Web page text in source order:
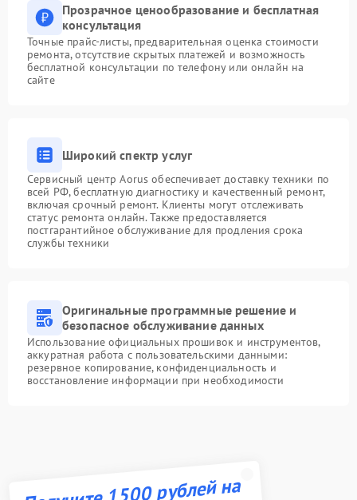
Прозрачное ценообразование и бесплатная
консультация
Точные прайс-листы, предварительная оценка стоимости
ремонта, отсутствие скрытых платежей и возможность
бесплатной консультации по телефону или онлайн на
сайте
Широкий спектр услуг
Сервисный центр Aorus обеспечивает доставку техники по
всей РФ, бесплатную диагностику и качественный ремонт,
включая срочный ремонт. Клиенты могут отслеживать
статус ремонта онлайн. Также предоставляется
постгарантийное обслуживание для продления срока
службы техники
Оригинальные программные решение и
безопасное обслуживание данных
Использование официальных прошивок и инструментов,
аккуратная работа с пользовательскими данными:
резервное копирование, конфиденциальность и
восстановление информации при необходимости